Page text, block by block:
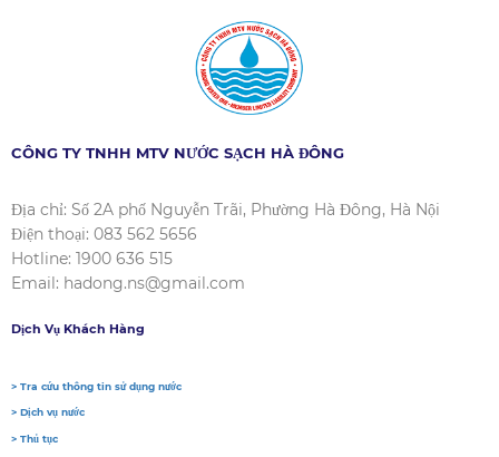
CÔNG TY TNHH MTV NƯỚC SẠCH HÀ ĐÔNG
Địa chỉ: Số 2A phố Nguyễn Trãi, Phường Hà Đông, Hà Nội
Điện thoại: 083 562 5656
Hotline: 1900 636 515
Email: hadong.ns@gmail.com
Dịch Vụ Khách Hàng
> Tra cứu thông tin sử dụng nước
> Dịch vụ nước
> Thủ tục